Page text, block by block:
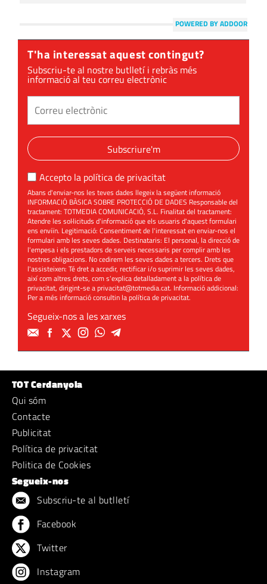
POWERED BY ADDOOR
T'ha interessat aquest contingut?
Subscriu-te al nostre butlletí i rebràs més
informació al teu correu electrònic
Subscriure'm
Accepto la política de privacitat
Abans d'enviar-nos les teves dades llegeix la següent informació
INFORMACIÓ BÀSICA SOBRE PROTECCIÓ DE DADES Responsable del
tractament: TOTMEDIA COMUNICACIÓ, S.L. Finalitat del tractament:
Atendre les sol·licituds d'informació que els usuaris d'aquest formulari
ens enviïn. Legitimació: Consentiment de l'interessat en enviar-nos el
formulari amb les seves dades. Destinataris: El personal, la direcció de
l'empesa i els prestadors de serveis necessaris per complir amb les
nostres obligacions. No cedirem les seves dades a tercers. Drets que
l'assisteixen: Té dret a accedir, rectificar i/o suprimir les seves dades,
així com altres drets, com s'explica detalladament a la política de
privacitat, dirigint-se aprivacitat@totmedia.cat. Informació addicional:
Per a més informació consultin lapolítica de privacitat.
Segueix-nos a les xarxes
TOT Cerdanyola
Qui sóm
Contacte
Publicitat
Política de privacitat
Politica de Cookies
Segueix-nos
Subscriu-te al butlletí
Facebook
Twitter
Instagram